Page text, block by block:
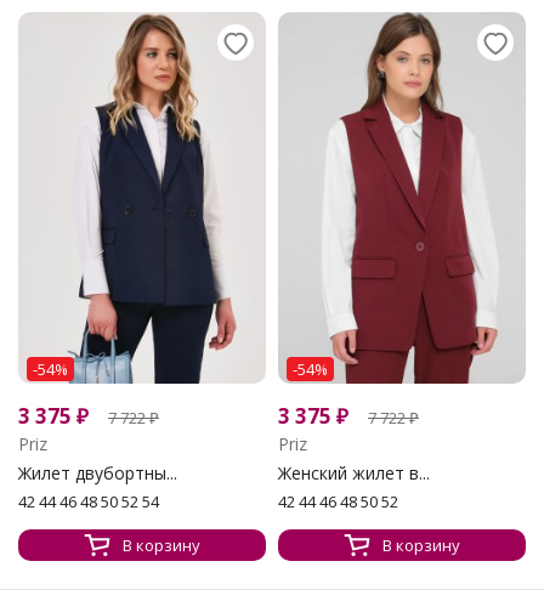
-54%
3 375 ₽ 7 722₽
Priz
Жилет двубортны...
42 44 46 48 50 52 54
В корзину
-54%
3 375 ₽ 7 722₽
Priz
Женский жилет в...
42 44 46 48 50 52
В корзину